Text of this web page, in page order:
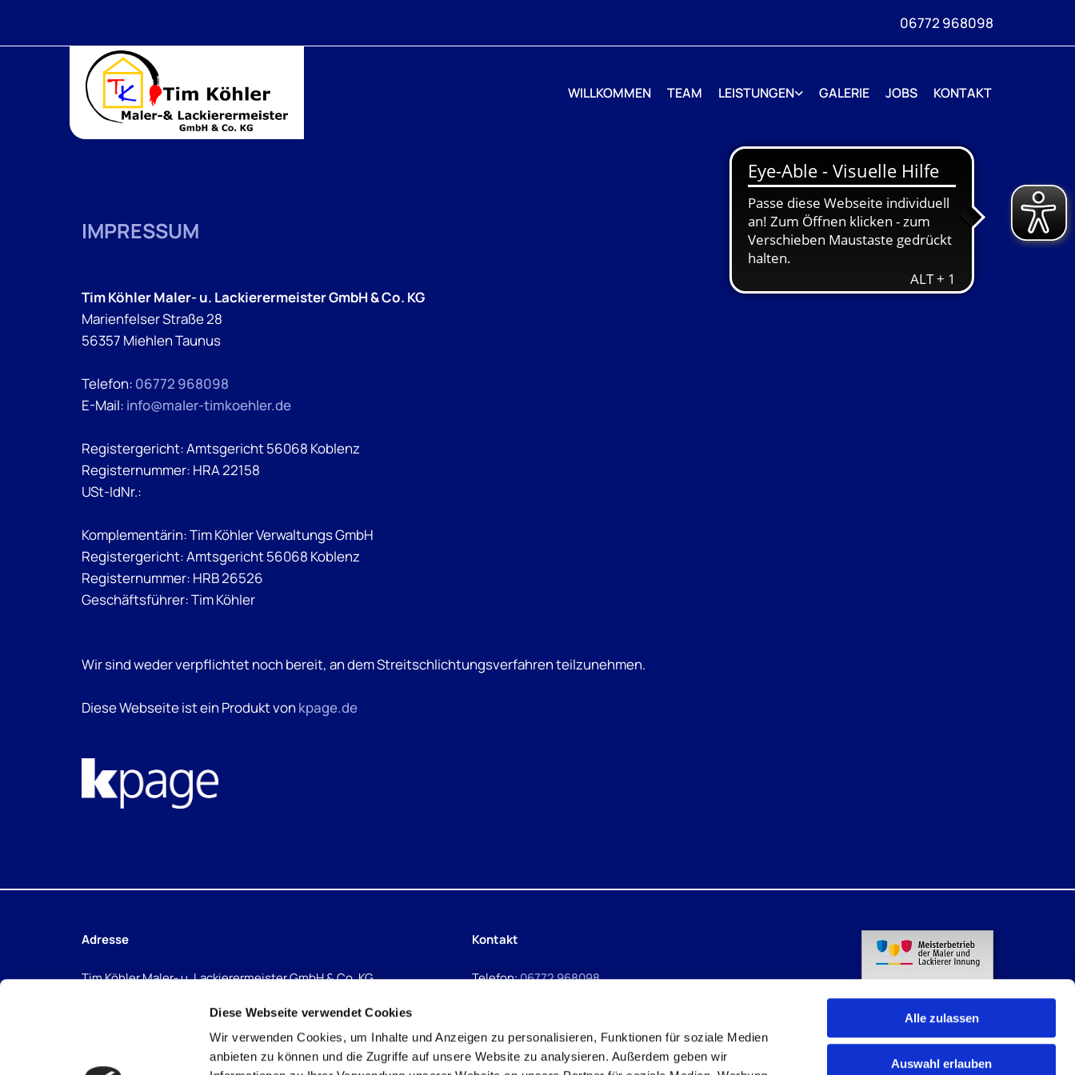
Diese Webseite verwendet Cookies
Wir verwenden Cookies, um Inhalte und Anzeigen zu personalisieren, Funktionen für soziale Medien
anbieten zu können und die Zugriffe auf unsere Website zu analysieren. Außerdem geben wir
Alle zulassen
Auswahl erlauben
06772 968098
WILLKOMMEN TEAM LEISTUNGEN GALERIE JOBS KONTAKT
IMPRESSUM
Tim Köhler Maler- u. Lackierermeister GmbH & Co. KG
Marienfelser Straße 28
56357 Miehlen Taunus
Telefon: 06772 968098
E-Mail: info@maler-timkoehler.de
Registergericht: Amtsgericht 56068 Koblenz
Registernummer: HRA 22158
USt-IdNr.:
Komplementärin: Tim Köhler Verwaltungs GmbH
Registergericht: Amtsgericht 56068 Koblenz
Registernummer: HRB 26526
Geschäftsführer: Tim Köhler
Wir sind weder verpflichtet noch bereit, an dem Streitschlichtungsverfahren teilzunehmen.
Diese Webseite ist ein Produkt von kpage.de
Adresse
Tim Köhler Maler- u. Lackierermeister GmbH & Co. KG
Kontakt
Telefon:06772 968098